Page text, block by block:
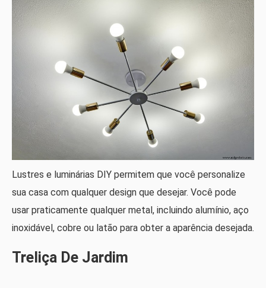
Lustres e luminárias DIY permitem que você personalize
sua casa com qualquer design que desejar. Você pode
usar praticamente qualquer metal, incluindo alumínio, aço
inoxidável, cobre ou latão para obter a aparência desejada.
Treliça De Jardim